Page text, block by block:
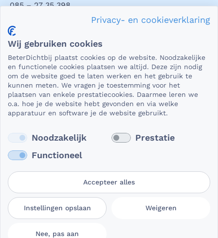
085 – 27 35 398
Privacy en veiligheid
essentieel dat die beveiligd worden uitgewisseld. En dat
die gegevens niet in verkeerde handen vallen. Daar kun je
op rekenen bij BeterDichtbij.
Lees verder
Gebruikersvoorwaarden
Privacy- en
cookieverklaring
Cookievoorkeuren
Privacy- en cookieverklaring
Wij gebruiken cookies
BeterDichtbij plaatst cookies op de website. Noodzakelijke
en functionele cookies plaatsen we altijd. Deze zijn nodig
om de website goed te laten werken en het gebruik te
kunnen meten. We vragen je toestemming voor het
plaatsen van enkele prestatiecookies. Daarmee leren we
o.a. hoe je de website hebt gevonden en via welke
apparatuur en software je de website gebruikt.
Noodzakelijk
Prestatie
Functioneel
Accepteer alles
Instellingen opslaan Weigeren
Nee, pas aan